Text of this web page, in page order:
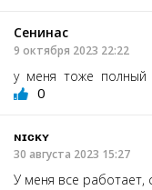
Сенинас
9 октября 2023 22:22
у меня тоже полный
0
ɴɪᴄᴋʏ
30 августа 2023 15:27
У меня все работает,